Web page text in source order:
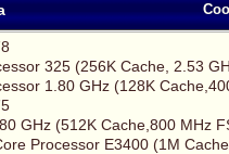
325 (256K Cache, 2.53
1.80 GHz (128K
GHz (512K Cache,800 MHz
Processor E3400 (1M